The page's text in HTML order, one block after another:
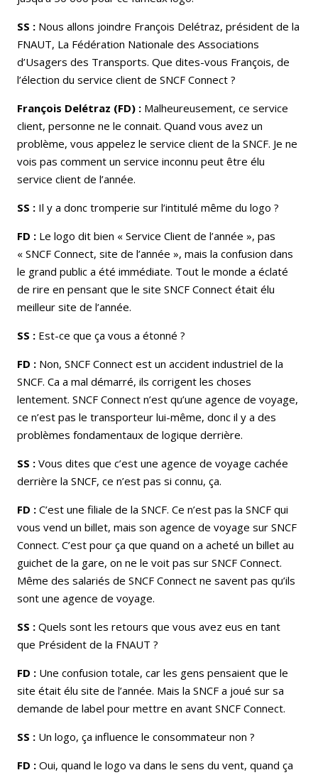
SS : Nous allons joindre François Delétraz, président de la
FNAUT, La Fédération Nationale des Associations
d’Usagers des Transports. Que dites-vous François, de
l’élection du service client de SNCF Connect ?
François Delétraz (FD) : Malheureusement, ce service
client, personne ne le connait. Quand vous avez un
problème, vous appelez le service client de la SNCF. Je ne
vois pas comment un service inconnu peut être élu
service client de l’année.
SS : Il y a donc tromperie sur l’intitulé même du logo ?
FD : Le logo dit bien « Service Client de l’année », pas
« SNCF Connect, site de l’année », mais la confusion dans
le grand public a été immédiate. Tout le monde a éclaté
de rire en pensant que le site SNCF Connect était élu
meilleur site de l’année.
SS : Est-ce que ça vous a étonné ?
FD : Non, SNCF Connect est un accident industriel de la
SNCF. Ca a mal démarré, ils corrigent les choses
lentement. SNCF Connect n’est qu’une agence de voyage,
ce n’est pas le transporteur lui-même, donc il y a des
problèmes fondamentaux de logique derrière.
SS : Vous dites que c’est une agence de voyage cachée
derrière la SNCF, ce n’est pas si connu, ça.
FD : C’est une filiale de la SNCF. Ce n’est pas la SNCF qui
vous vend un billet, mais son agence de voyage sur SNCF
Connect. C’est pour ça que quand on a acheté un billet au
guichet de la gare, on ne le voit pas sur SNCF Connect.
Même des salariés de SNCF Connect ne savent pas qu’ils
sont une agence de voyage.
SS : Quels sont les retours que vous avez eus en tant
que Président de la FNAUT ?
FD : Une confusion totale, car les gens pensaient que le
site était élu site de l’année. Mais la SNCF a joué sur sa
demande de label pour mettre en avant SNCF Connect.
SS : Un logo, ça influence le consommateur non ?
FD : Oui, quand le logo va dans le sens du vent, quand ça